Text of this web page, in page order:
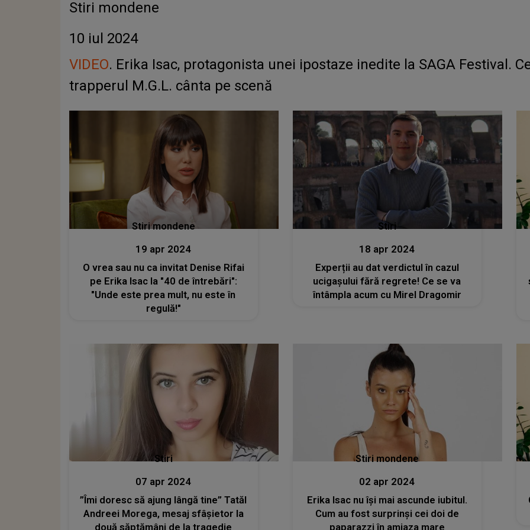
Stiri mondene
10 iul 2024
VIDEO. Erika Isac, protagonista unei ipostaze inedite la SAGA Festival.
trapperul M.G.L. cânta pe scenă
Stiri mondene
19 apr 2024
O vrea sau nu ca invitat Denise Rifai
pe Erika Isac la "40 de întrebări":
"Unde este prea mult, nu este în
regulă!"
Stiri
18 apr 2024
Experții au dat verdictul în cazul
ucigașului fără regrete! Ce se va
întâmpla acum cu Mirel Dragomir
Stiri
07 apr 2024
”Îmi doresc să ajung lângă tine” Tatăl
Andreei Morega, mesaj sfâșietor la
două săptămâni de la tragedie
Stiri mondene
02 apr 2024
Erika Isac nu își mai ascunde iubitul.
Cum au fost surprinși cei doi de
paparazzi în amiaza mare